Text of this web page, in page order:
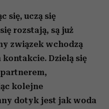
się, uczą się
rozstają, są już
związek wchodzą
kontakcie. Dzielą się
kolejne
dotyk jest jak woda